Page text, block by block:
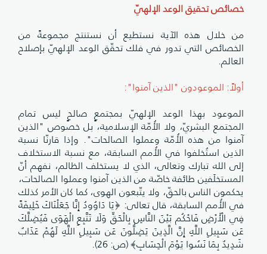
خصائص تحقيق الوعد الإلهيّ
من خلال هذه الآية نستطيع أن نستنتج مجموعةً من
الخصائص التي تدور في فلك تحقّق الوعد الإلهيّ بإصلاح
العالم.
أولاً: الموعودون "الذين آمنوا":
الموعود بهذا الوعد الإلهيّ بمجتمعٍ صالحٍ ليس تمام
المجتمع البشريّ، ولا الأُمّة الإسلامية، بل خصوص "الذين
آمنوا من هذه الأُمّة وعملوا الصالحات". وإذا قارنّا نسبة
الذين استُخلفوا في الأُمم السابقة، مع نسبة الاستخلاف
إلى الله تبارك وتعالى، الذي لا يستخلف الظالم، نفهم أنّ
المستخلَفين طائفة خاصّة من الذين آمنوا وعملوا الصالحات،
يحكمون الناس بالحقّ، ولا يتّبعون الهوى، كما كان الأمر كذلك
في الأُمم السابقة، قال تعالى: ﴿يَا دَاوُودُ إِنَّا جَعَلْنَاكَ خَلِيفَةً
فِي الْأَرْضِ فَاحْكُم بَيْنَ النَّاسِ بِالْحَقِّ وَلَا تَتَّبِعِ الْهَوَى فَيُضِلَّكَ
عَن سَبِيلِ اللَّهِ إِنَّ الَّذِينَ يَضِلُّونَ عَن سَبِيلِ اللَّهِ لَهُمْ عَذَابٌ
شَدِيدٌ بِمَا نَسُوا يَوْمَ الْحِسَابِ﴾ (ص: 26).